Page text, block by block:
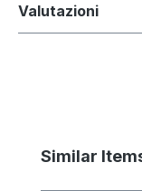
Valutazioni
Salta la
Similar